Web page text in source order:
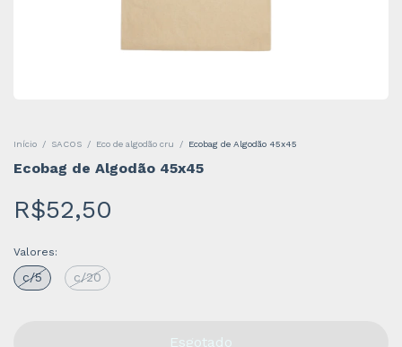
Início / SACOS / Eco de algodão cru / Ecobag de Algodão 45x45
Ecobag de Algodão 45x45
R$52,50
Valores:
c/5 c/20